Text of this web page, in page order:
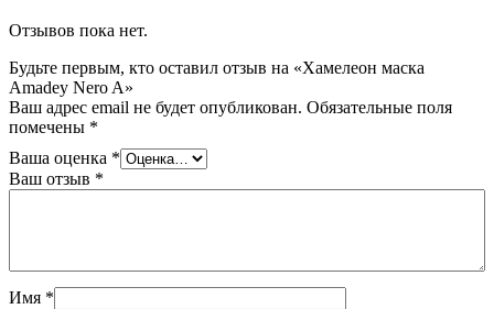
Отзывов пока нет.
Будьте первым, кто оставил отзыв на «Хамелеон маска
Amadey Nero A»
Ваш адрес email не будет опубликован. Обязательные поля
помечены *
Ваша оценка *
Ваш отзыв *
Имя *